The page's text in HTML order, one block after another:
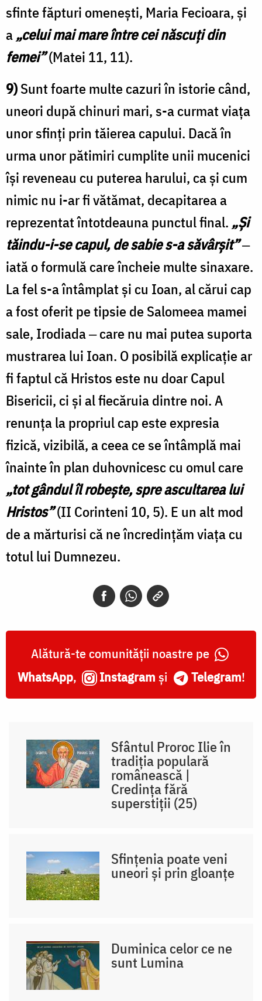
sfinte făpturi omenești, Maria Fecioara, și
a„celui mai mare între cei născuți din
femei”(Matei 11, 11).
9)Sunt foarte multe cazuri în istorie când,
uneori după chinuri mari, s-a curmat viața
unor sfinți prin tăierea capului. Dacă în
urma unor pătimiri cumplite unii mucenici
își reveneau cu puterea harului, ca și cum
nimic nu i-ar fi vătămat, decapitarea a
reprezentat întotdeauna punctul final. „Și
tăindu-i-se capul, de sabie s-a săvârșit”‒
iată o formulă care încheie multe sinaxare.
La fel s-a întâmplat și cu Ioan, al cărui cap
a fost oferit pe tipsie de Salomeea mamei
sale, Irodiada ‒ care nu mai putea suporta
mustrarea lui Ioan. O posibilă explicație ar
fi faptul că Hristos este nu doar Capul
Bisericii, ci și al fiecăruia dintre noi. A
renunța la propriul cap este expresia
fizică, vizibilă, a ceea ce se întâmplă mai
înainte în plan duhovnicesc cu omul care
„tot gândul îl robește, spre ascultarea lui
Hristos”(II Corinteni 10, 5). E un alt mod
de a mărturisi că ne încredințăm viața cu
totul lui Dumnezeu.
Alătură-te comunității noastre pe
WhatsApp, Instagram și Telegram!
Sfântul Proroc Ilie în
tradiția populară
românească |
Credința fără
superstiții (25)
Sfințenia poate veni
uneori și prin gloanțe
Duminica celor ce ne
sunt Lumina